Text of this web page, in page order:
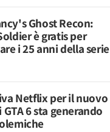
Ghost Recon:
è gratis per
i 25 anni della serie
Netflix per il nuovo
6 sta generando